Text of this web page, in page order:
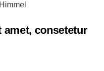
consetetur